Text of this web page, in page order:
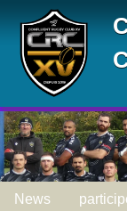
News
Panneau de